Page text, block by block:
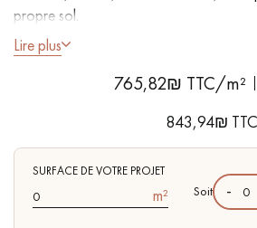
pas dans le choix et la pose de
propre sol.
- Lames Largeur
, Sans finition, à teindre, à vernir
: petits nœuds présent
Lire plus
765,82₪ TTC/m²
843,94₪ TTC
SURFACE DE VOTRE PROJET
m² Soit -